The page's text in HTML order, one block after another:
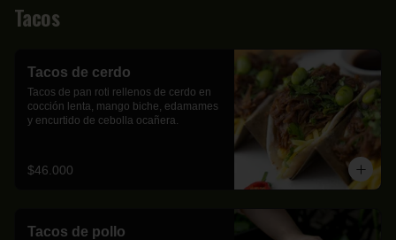
Tacos
Tacos de cerdo
Tacos de pan roti rellenos de cerdo en
cocción lenta, mango biche, edamames
y encurtido de cebolla ocañera.
$46.000
Tacos de pollo